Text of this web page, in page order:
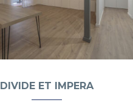
DIVIDE ET IMPERA